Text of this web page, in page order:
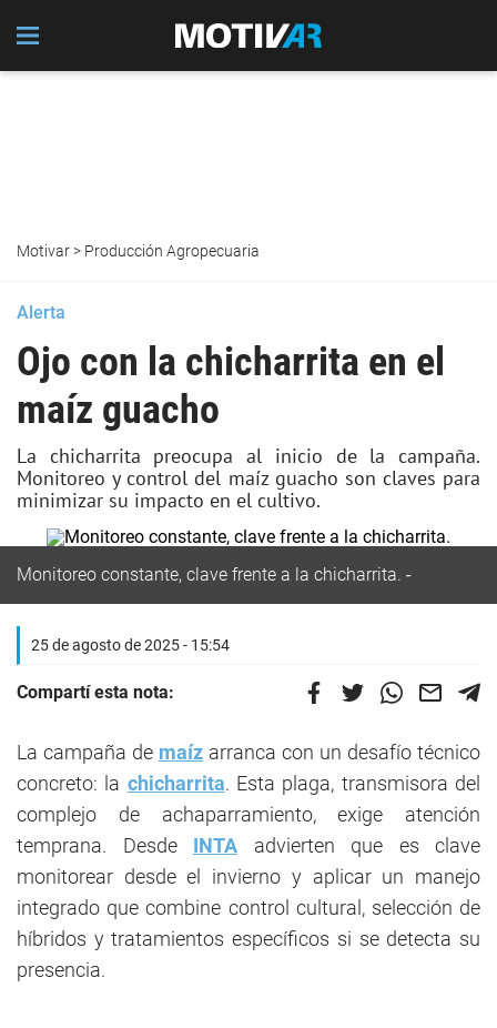
Motivar> Producción Agropecuaria
Alerta
Ojo con la chicharrita en el
maíz guacho
La chicharrita preocupa al inicio de la campaña.
Monitoreo y control del maíz guacho son claves para
minimizar su impacto en el cultivo.
Monitoreo constante, clave frente a la chicharrita.
25 de agosto de 2025 - 15:54
Compartí esta nota:
La campaña de maíz arranca con un desafío técnico
concreto: la chicharrita. Esta plaga, transmisora del
complejo de achaparramiento, exige atención
temprana. Desde INTA advierten que es clave
monitorear desde el invierno y aplicar un manejo
integrado que combine control cultural, selección de
híbridos y tratamientos específicos si se detecta su
presencia.